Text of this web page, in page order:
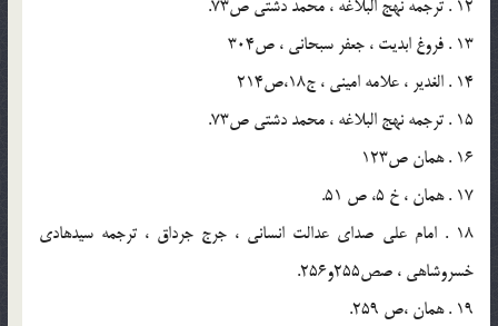
12 . ترجمه نهج البلاغه ، محمد دشتي ص73.
13 . فروغ ابديت ، جعفر سبحاني ، ص304
14 . الغدير ، علامه اميني ، ج18،ص214
15 . ترجمه نهج البلاغه ، محمد دشتي ص73.
16 . همان ص123
17 . همان ، خ 5، ص 51.
18 . امام علي صداي عدالت انساني ، جرج جرداق ، ترجمه سيدهادي
خسروشاهي ، صص255و256.
19 . همان ،ص 259.